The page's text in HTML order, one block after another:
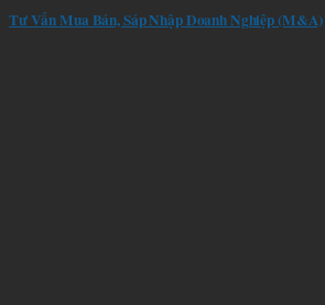
Tư Vấn Mua Bán, Sáp Nhập Doanh Nghiệp (M&A)